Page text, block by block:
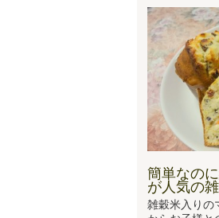
簡単なの
が人気の
雑穀米入りの